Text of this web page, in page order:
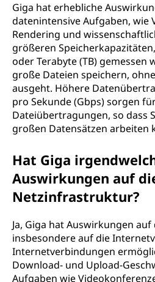
Giga hat erhebliche
datenintensive Aufgaben, wie
Rendering und
größeren
oder Terabyte (TB) gemessen
große Dateien speichern,
ausgeht. Höhere
pro Sekunde (Gbps) sorgen
Dateiübertragungen, so dass
großen Datensätzen arbeiten
Hat Giga
Auswirkungen auf
Netzinfrastruktur?
Ja, Giga hat Auswirkungen
insbesondere auf die
Internetverbindungen
Download- und Upload-
Aufgaben wie